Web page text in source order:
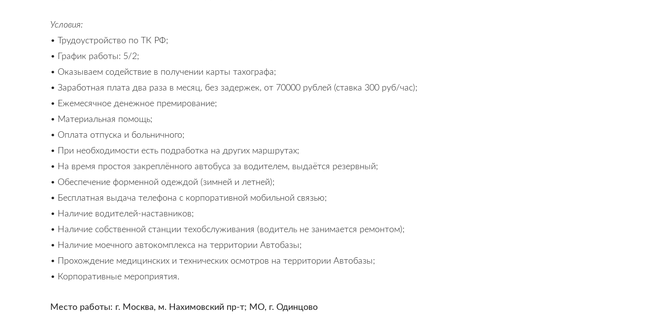
Условия:
• Трудоустройство по ТК РФ;
• График работы: 5/2;
• Оказываем содействие в получении карты тахографа;
• Заработная плата два раза в месяц, без задержек, от 70000 рублей (ставка 300 руб/час);
• Ежемесячное денежное премирование;
• Материальная помощь;
• Оплата отпуска и больничного;
• При необходимости есть подработка на других маршрутах;
• На время простоя закреплённого автобуса за водителем, выдаётся резервный;
• Обеспечение форменной одеждой (зимней и летней);
• Бесплатная выдача телефона с корпоративной мобильной связью;
• Наличие водителей-наставников;
• Наличие собственной станции техобслуживания (водитель не занимается ремонтом);
• Наличие моечного автокомплекса на территории Автобазы;
• Прохождение медицинских и технических осмотров на территории Автобазы;
• Корпоративные мероприятия.
Место работы: г. Москва, м. Нахимовский пр-т; МО, г. Одинцово